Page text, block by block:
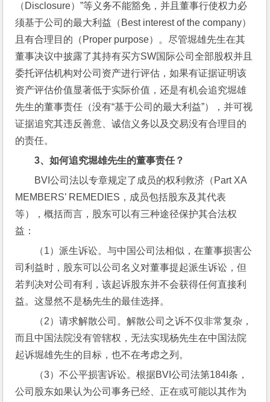
（Disclosure）”等义务不能豁免，并且董事行使权力必
须基于公司的最大利益（Best interest of the company）
且有合理目的（Proper purpose）。尽管堀雄先生在其
董事决议中披露了其持有买方SW国际公司全部股权并且
委托评估机构对公司资产进行评估，如果有证据证明该
资产评估价值显著低于实际价值，还是有机会追究堀雄
先生的董事责任（没有“基于公司的最大利益”），并可视
证据追究其违反善意、诚信义务以及交易没有合理目的
的责任。
3、如何追究堀雄先生的董事责任？
BVI公司法以专章规定了成员的权利救济（Part XA
MEMBERS’ REMEDIES，成员包括股东及其代表
等），概括而言，股东可以有三种途径保护其合法权
益：
（1）派生诉讼。与中国公司法相似，在董事损害公
司利益时，股东可以公司名义对董事提起派生诉讼，但
若判决对公司有利，该起诉股东并不会获得任何直接利
益。这显然不是杨先生的最佳选择。
（2）请求解散公司。解散公司之诉不仅非常复杂，
而且中国法院没有管辖权，无法实现杨先生在中国法院
起诉堀雄先生的目标，也不在考虑之列。
（3）不公平损害诉讼。根据BVI公司法第184I条，
公司股东如果认为公司事务已经、正在或可能以其作为